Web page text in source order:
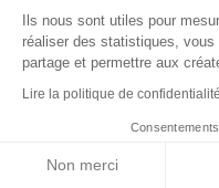
LE 6 OCTOBRE 2017
Ils nous sont utiles pour
réaliser des statistiques,
partage et permettre aux
Lire la politique de
Non merci